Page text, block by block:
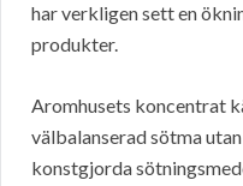
har verkligen sett en
produkter.
Aromhusets koncentrat
välbalanserad sötma
konstgjorda